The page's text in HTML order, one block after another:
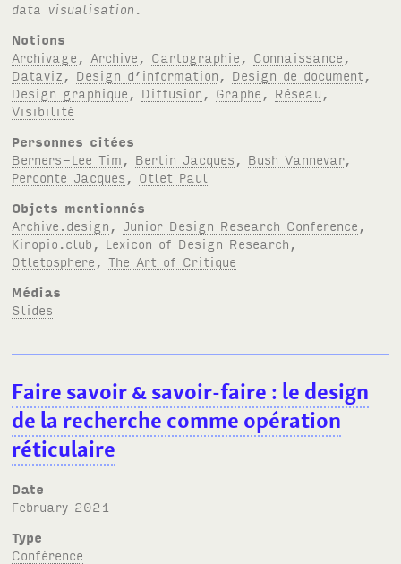
data visualisation
Notions
Archivage
Archive Cartographie Connaissance
Dataviz
Design d’information Design de document
Design graphique
Diffusion Graphe Réseau
Visibilité
Personnes citées
Berners-Lee Tim
Bertin Jacques Bush Vannevar,
Perconte Jacques
Otlet Paul
Objets mentionnés
Archive.design
Junior Design Research Conference
Kinopio.club
Lexicon of Design Research
Otletosphere ,The Art of Critique
Médias
Slides
Faire savoir&savoir-faire : le design
de la recherche comme opération
réticulaire
Date
February 2021
Type
Conférence